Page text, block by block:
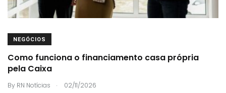
NEGÓCIOS
Como funciona o financiamento casa própria
pela Caixa
By RN Notícias . 02/11/2026